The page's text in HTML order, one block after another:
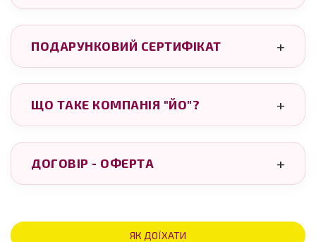
ПОДАРУНКОВИЙ СЕРТИФІКАТ
ЩО ТАКЕ КОМПАНІЯ "ЙО"?
ДОГОВІР - ОФЕРТА
ЯК ДОЇХАТИ